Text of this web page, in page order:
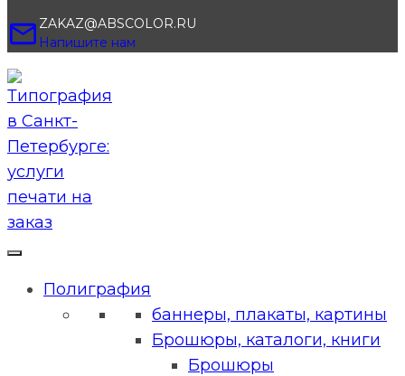
ZAKAZ@ABSCOLOR.RU
Напишите нам
Полиграфия
баннеры, плакаты, картины
Брошюры, каталоги, книги
Брошюры